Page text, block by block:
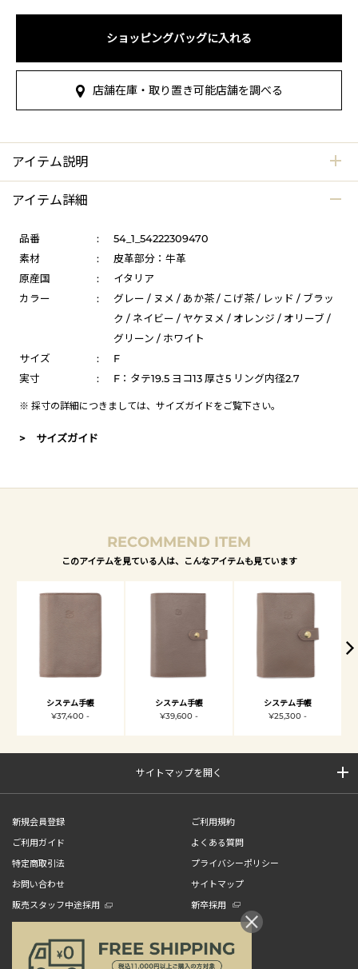
ショッピングバッグに入れる
店舗在庫・取り置き可能店舗を調べる
アイテム説明
アイテム詳細
品番 :
54_1_54222309470
素材
:
皮革部分：牛革
原産国
:
イタリア
カラー
:
グレー / ヌメ / あか茶 / こげ茶 / レッド / ブラッ
ク / ネイビー / ヤケヌメ / オレンジ / オリーブ /
グリーン / ホワイト
サイズ
:
F
実寸
: F：タテ19.5 ヨコ13 厚さ5 リング内径2.7
※ 採寸の詳細につきましては、 サイズガイドをご覧下さい。
> サイズガイド
RECOMMEND ITEM
このアイテムを見ている人は、こんなアイテムも見ています
システム手帳
¥37,400 -
システム手帳
¥39,600 -
システム手帳
¥25,300 -
サイトマップを開く
新規会員登録
ご利用規約
ご利用ガイド
よくある質問
特定商取引法
プライバシーポリシー
お問い合わせ
サイトマップ
販売スタッフ中途採用
新卒採用